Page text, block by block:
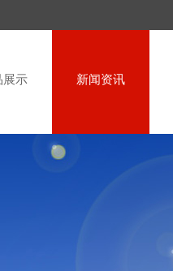
展示 新闻资讯